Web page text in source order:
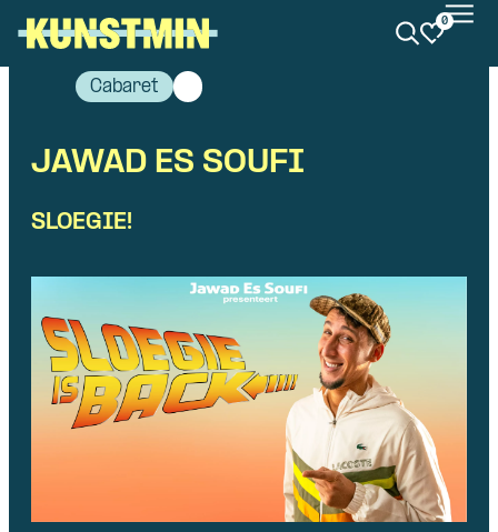
Skip navigatie
0
Cabaret
JAWAD ES SOUFI
SLOEGIE!